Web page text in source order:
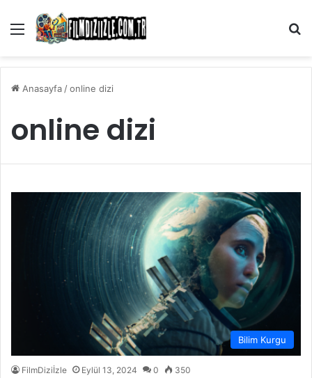
Menü
Anasayfa/online dizi
online dizi
Bilim Kurgu
FilmDiziİzle Eylül 13, 2024 0 350